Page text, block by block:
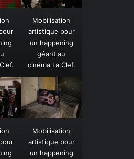
Mobilisation
artistique pour
un happening
géant au
cinéma La Clef.
Mobilisation
artistique pour
un happening